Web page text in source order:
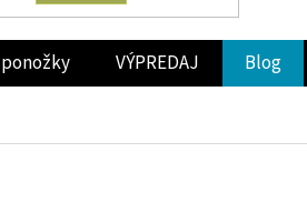
VÝPREDAJ Blog